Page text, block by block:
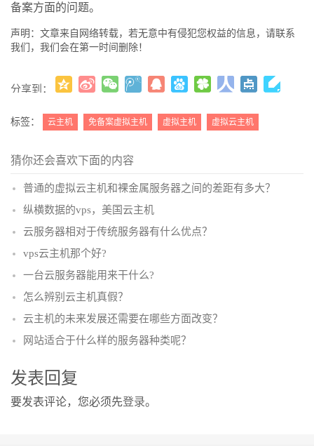
备案方面的问题。
声明：文章来自网络转载，若无意中有侵犯您权益的信息，请联系
我们，我们会在第一时间删除！
分享到：
( )
标签： 云主机 免备案虚拟主机 虚拟主机 虚拟云主机
猜你还会喜欢下面的内容
普通的虚拟云主机和裸金属服务器之间的差距有多大？
纵横数据的vps，美国云主机
云服务器相对于传统服务器有什么优点？
vps云主机那个好?
一台云服务器能用来干什么?
怎么辨别云主机真假？
云主机的未来发展还需要在哪些方面改变？
网站适合于什么样的服务器种类呢？
发表回复
要发表评论，您必须先登录。